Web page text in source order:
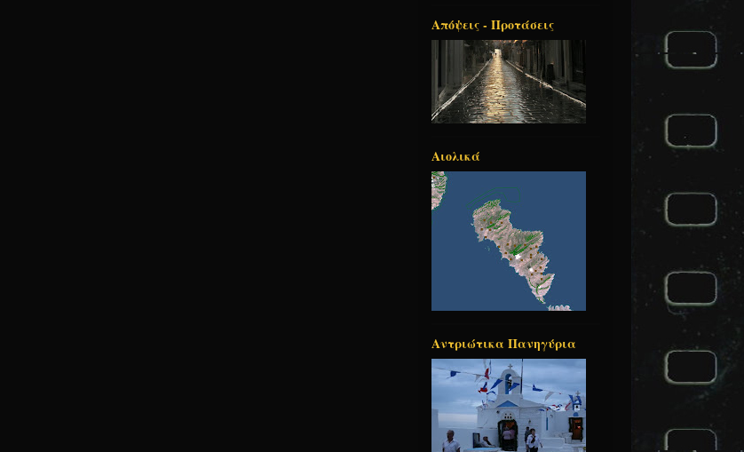
Απόψεις - Προτάσεις
Αιολικά
Αντριώτικα Πανηγύρια